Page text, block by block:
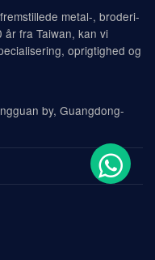
metal-, broderi-
år fra Taiwan, kan vi
oprigtighed og
by, Guangdong-